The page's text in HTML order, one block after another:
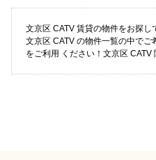
文京区 CATV 賃貸の物件をお探
文京区 CATV の物件一覧の中で
をご利用 ください！文京区